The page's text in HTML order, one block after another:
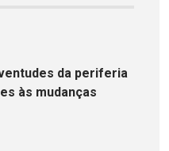
da periferia
às mudanças